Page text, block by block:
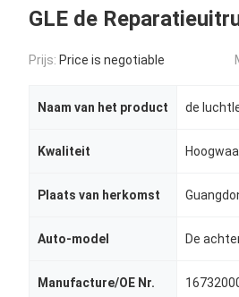
GLE de
Prijs: Price is negotiable
Naam van het product
Kwaliteit
Plaats van herkomst
Auto-model
Manufacture/OE Nr.